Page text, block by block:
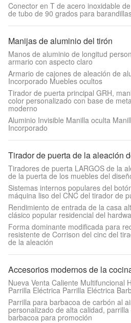
Conector en T de acero inoxidable
de tubo de 90 grados para
Manijas de aluminio del tirón
Manos de aluminio de longitud
armario con aspecto claro
Armario de cajones de aleación de
Incorporado Muebles ocultos
Tirador de puerta principal GRH,
color personalizado con base de
moderno
Aluminio Invisible Manilla oculta
Incorporado
Tirador de puerta de la aleación
Tiradores de puerta LARGOS de la
de la puerta de los muebles del
Sistemas internos populares del
máquina liso del CNC del tirador de
Rendimiento de entrada de la casa
clásico popular residencial del
Forma dominante modificada para
resistente de Corrison del cinc del
de la aleación
Accesorios modernos de la
Nueva Venta Caliente Multifuncional
Parrilla Eléctrica Parrilla Eléctrica
Parrilla para barbacoa de carbón al
personalizado de alta calidad,
barbacoa para promoción